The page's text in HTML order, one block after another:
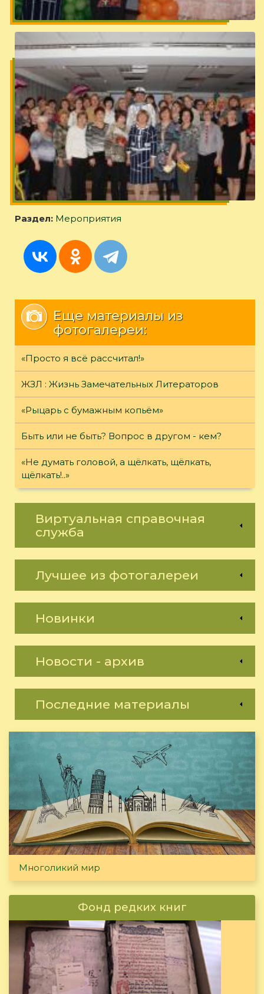
Раздел: Мероприятия
Еще материалы из
фотогалереи:
«Просто я всё рассчитал!»
ЖЗЛ : Жизнь Замечательных Литераторов
«Рыцарь с бумажным копьём»
Быть или не быть? Вопрос в другом - кем?
«Не думать головой, а щёлкать, щёлкать,
щёлкать!..»
Виртуальная справочная
служба
Лучшее из фотогалереи
Новинки
Новости - архив
Последние материалы
Многоликий мир
Фонд редких книг